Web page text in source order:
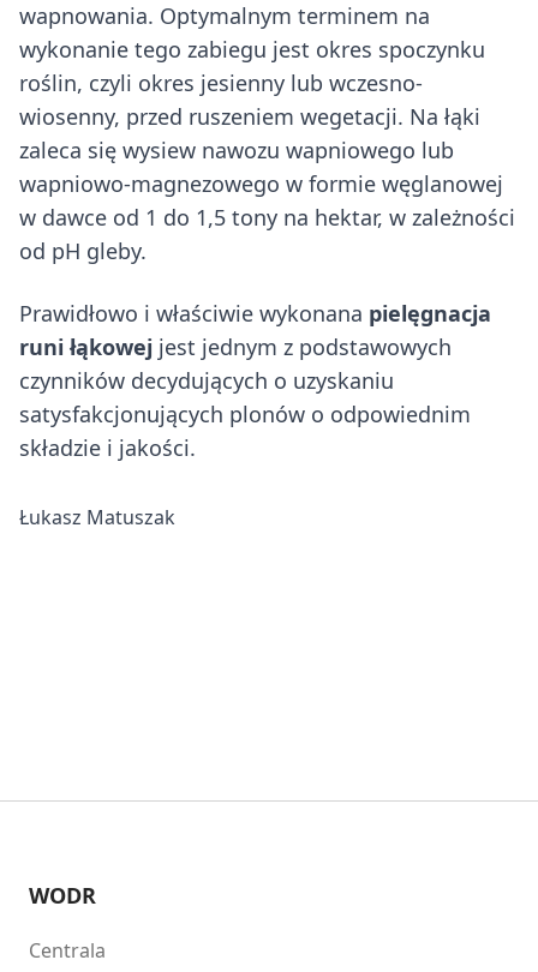
wapnowania. Optymalnym terminem na
wykonanie tego zabiegu jest okres spoczynku
roślin, czyli okres jesienny lub wczesno-
wiosenny, przed ruszeniem wegetacji. Na łąki
zaleca się wysiew nawozu wapniowego lub
wapniowo-magnezowego w formie węglanowej
w dawce od 1 do 1,5 tony na hektar, w zależności
od pH gleby.
Prawidłowo i właściwie wykonana pielęgnacja
runi łąkowej jest jednym z podstawowych
czynników decydujących o uzyskaniu
satysfakcjonujących plonów o odpowiednim
składzie i jakości.
Łukasz Matuszak
WODR
Centrala